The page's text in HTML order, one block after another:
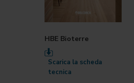
HBE Bioterre
Scarica la scheda
tecnica